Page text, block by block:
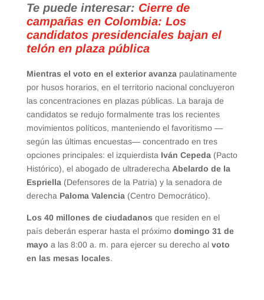
Te puede interesar: Cierre de
campañas en Colombia: Los
candidatos presidenciales bajan el
telón en plaza pública
Mientras el voto en el exterior avanza paulatinamente
por husos horarios, en el territorio nacional concluyeron
las concentraciones en plazas públicas. La baraja de
candidatos se redujo formalmente tras los recientes
movimientos políticos, manteniendo el favoritismo —
según las últimas encuestas— concentrado en tres
opciones principales: el izquierdista Iván Cepeda (Pacto
Histórico), el abogado de ultraderecha Abelardo de la
Espriella (Defensores de la Patria) y la senadora de
derecha Paloma Valencia (Centro Democrático).
Los 40 millones de ciudadanos que residen en el
país deberán esperar hasta el próximo domingo 31 de
mayo a las 8:00 a. m. para ejercer su derecho al voto
en las mesas locales.